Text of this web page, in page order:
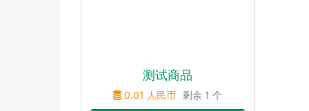
测试商品
0.01 人民币 剩余 1 个